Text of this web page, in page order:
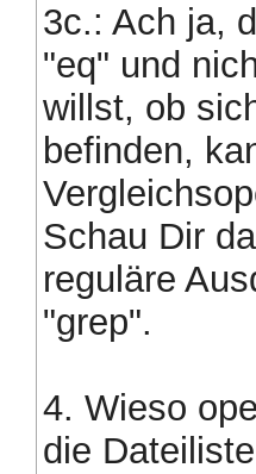
3c.: Ach ja,
"eq" und
willst, ob
befinden,
Schau Dir
reguläre
"grep".
4. Wieso
die